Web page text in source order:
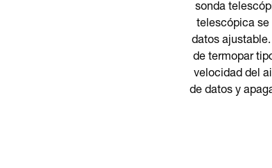
sonda
telescópica se
datos
de termopar
velocidad del
de datos y